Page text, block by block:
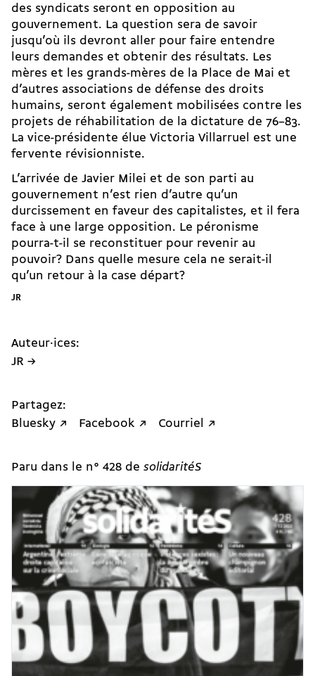
des syndicats seront en opposition au
gouvernement. La question sera de savoir
jusqu’où ils devront aller pour faire entendre
leurs demandes et obtenir des résultats. Les
mères et les grands-mères de la Place de Mai et
d’autres associations de défense des droits
humains, seront également mobilisées contre les
projets de réhabilitation de la dictature de 76–83.
La vice-présidente élue Victoria Villarruel est une
fervente révisionniste.
L’arrivée de Javier Milei et de son parti au
gouvernement n’est rien d’autre qu’un
durcissement en faveur des capitalistes, et il fera
face à une large opposition. Le péronisme
pourra-t-il se reconstituer pour revenir au
pouvoir? Dans quelle mesure cela ne serait-il
qu’un retour à la case départ?
JR
Auteur·ices:
JR →
Partagez:
Bluesky ↗
Facebook ↗ Courriel ↗
Paru dans le n° 428 de solidaritéS